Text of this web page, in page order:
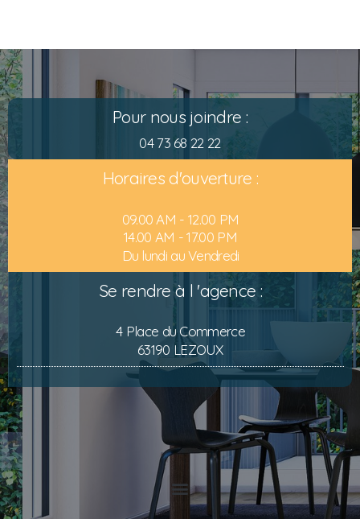
Pour nous joindre :
04 73 68 22 22
Horaires d'ouverture :
09.00 AM - 12.00 PM
14.00 AM - 17.00 PM
Du lundi au Vendredi
Se rendre à l 'agence :
4 Place du Commerce
63190 LEZOUX